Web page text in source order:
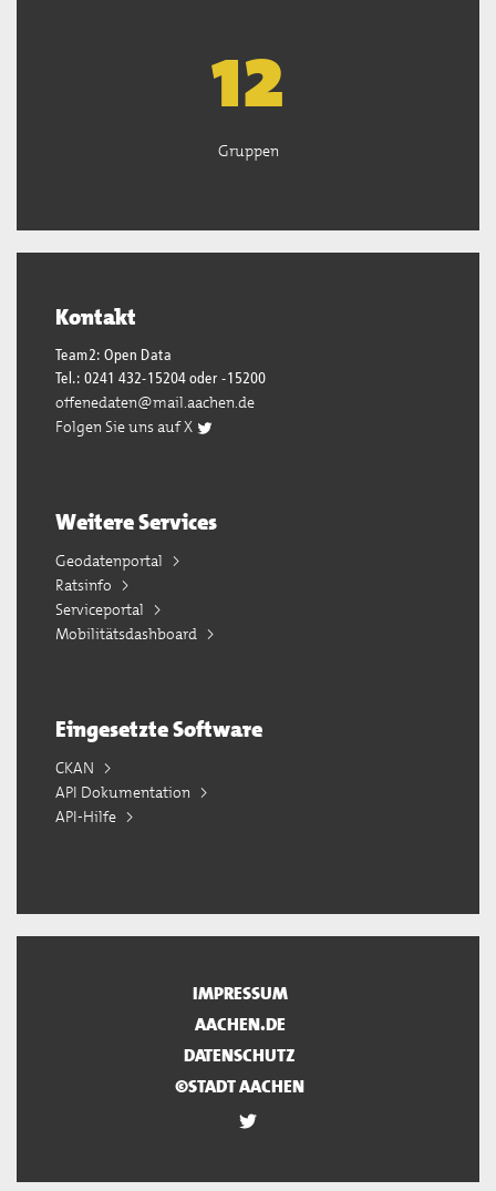
13
Gruppen
Kontakt
Team2: Open Data
Tel.: 0241 432-15204 oder -15200
offenedaten@mail.aachen.de
Folgen Sie uns auf X
Weitere Services
Geodatenportal
Ratsinfo
Serviceportal
Mobilitätsdashboard
Eingesetzte Software
CKAN
API Dokumentation
API-Hilfe
IMPRESSUM
AACHEN.DE
DATENSCHUTZ
©STADT AACHEN